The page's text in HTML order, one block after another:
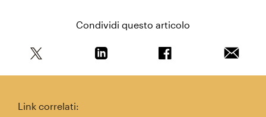
Condividi questo articolo
Link correlati: